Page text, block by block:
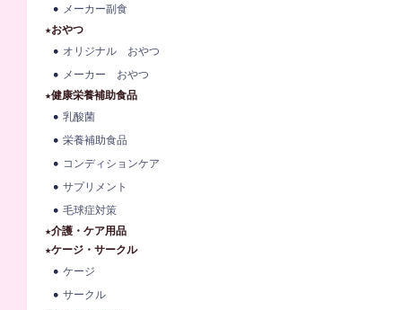
メーカー副食
★おやつ
オリジナル おやつ
メーカー おやつ
★健康栄養補助食品
乳酸菌
栄養補助食品
コンディションケア
サプリメント
毛球症対策
★介護・ケア用品
★ケージ・サークル
ケージ
サークル